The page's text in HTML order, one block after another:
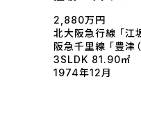
2,880万円
北大阪急行線 「江
阪急千里線 「豊津
3SLDK 81.90㎡
1974年12月